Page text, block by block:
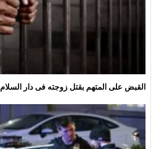
القبض على المتهم بقتل زوجته فى دار السلام